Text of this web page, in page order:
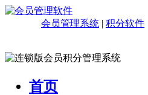
会员管理系统 | 积分软件
首页